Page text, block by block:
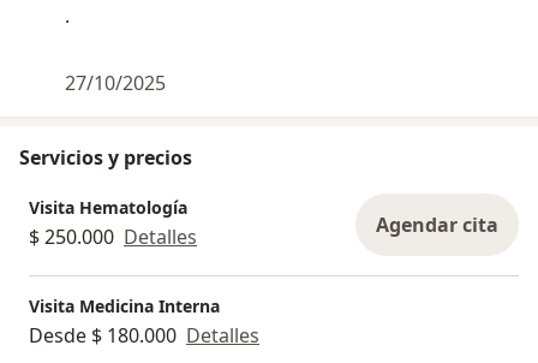
.
27/10/2025
Servicios y precios
Visita Hematología
$ 250.000 Detalles Agendar cita
Visita Medicina Interna
Desde $ 180.000 Detalles